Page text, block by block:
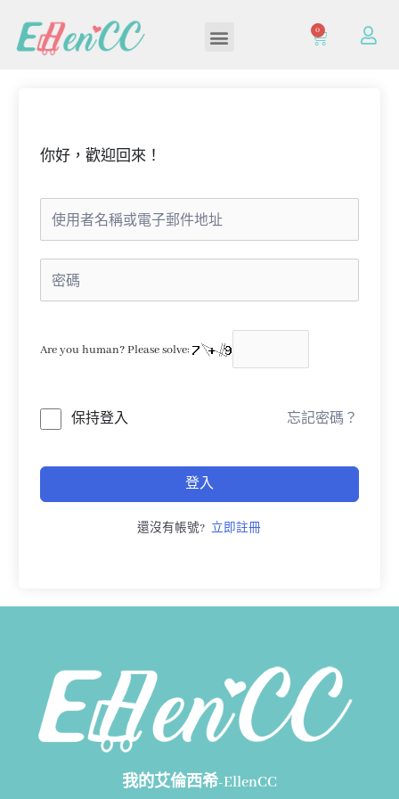
0
你好，歡迎回來！
Are you human? Please solve:
保持登入 忘記密碼？
登入
還沒有帳號? 立即註冊
我的艾倫西希-EllenCC